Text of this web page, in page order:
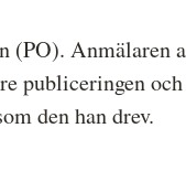
(PO). Anmälaren
publiceringen
den han drev.